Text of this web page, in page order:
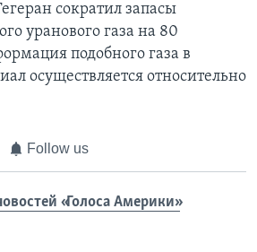
сократил запасы
уранового газа на 80
подобного газа в
осуществляется относительно
Follow us
«Голоса Америки»